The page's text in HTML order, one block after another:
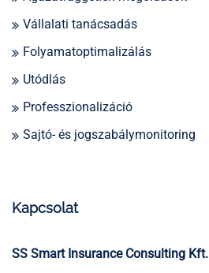
Vállalati tanácsadás
Folyamatoptimalizálás
Utódlás
Professzionalizáció
Sajtó- és jogszabálymonitoring
Kapcsolat
SS Smart Insurance Consulting Kft.